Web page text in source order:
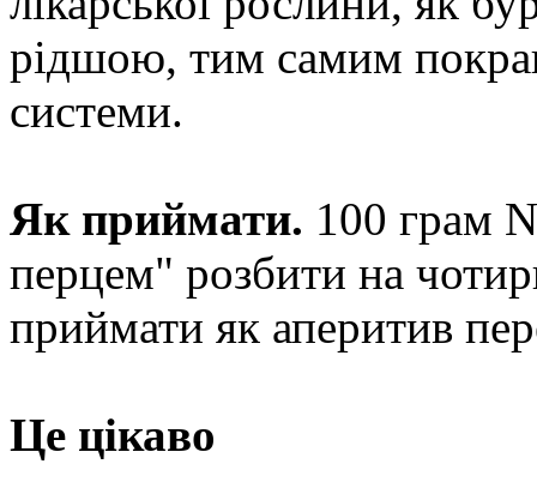
рідшою, тим самим
системи.
Як приймати. 100 грам
перцем" розбити на
приймати як аперитив
Це цікаво